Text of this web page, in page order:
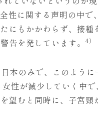
関する声明の中で
にもかかわらず、接
告を発しています。
4）
のみで、このように
性が減少していく中
望むと同時に、子宮頸